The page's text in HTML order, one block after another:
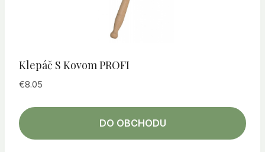
Klepáč S Kovom PROFI
€8.05
DO OBCHODU